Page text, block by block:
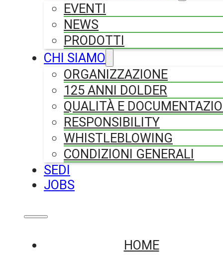
EVENTI
NEWS
PRODOTTI
CHI SIAMO
ORGANIZZAZIONE
125 ANNI DOLDER
QUALITÀ E
RESPONSIBILITY
WHISTLEBLOWING
CONDIZIONI GENERALI
SEDI
JOBS
HOME